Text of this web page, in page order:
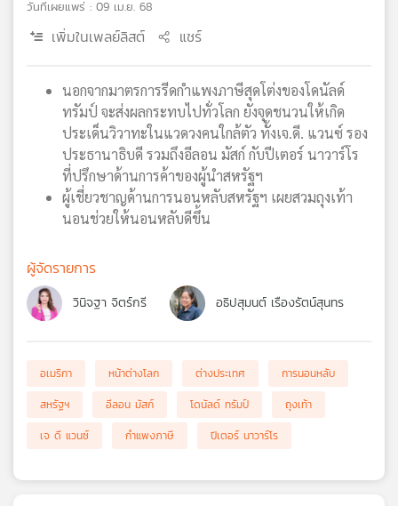
วันที่เผยแพร่ : 09 เม.ย. 68
เพิ่มในเพลย์ลิสต์ แชร์
นอกจากมาตรการรีดกำแพงภาษีสุดโต่งของโดนัลด์
ทรัมป์ จะส่งผลกระทบไปทั่วโลก ยังจุดชนวนให้เกิด
ประเด็นวิวาทะในแวดวงคนใกล้ตัว ทั้งเจ.ดี. แวนซ์ รอง
ประธานาธิบดี รวมถึงอีลอน มัสก์ กับปีเตอร์ นาวาร์โร
ที่ปรึกษาด้านการค้าของผู้นำสหรัฐฯ
ผู้เชี่ยวชาญด้านการนอนหลับสหรัฐฯ เผยสวมถุงเท้า
นอนช่วยให้นอนหลับดีขึ้น
ผู้จัดรายการ
วินิจฐา จิตร์กรี อธิปสุมนต์ เรืองรัตน์สุนทร
อเมริกา หน้าต่างโลก ต่างประเทศ
การนอนหลับ
สหรัฐฯ
อีลอน มัสก์ โดนัลด์ ทรัมป์
ถุงเท้า
เจ ดี แวนซ์
กำแพงภาษี ปีเตอร์ นาวาร์โร